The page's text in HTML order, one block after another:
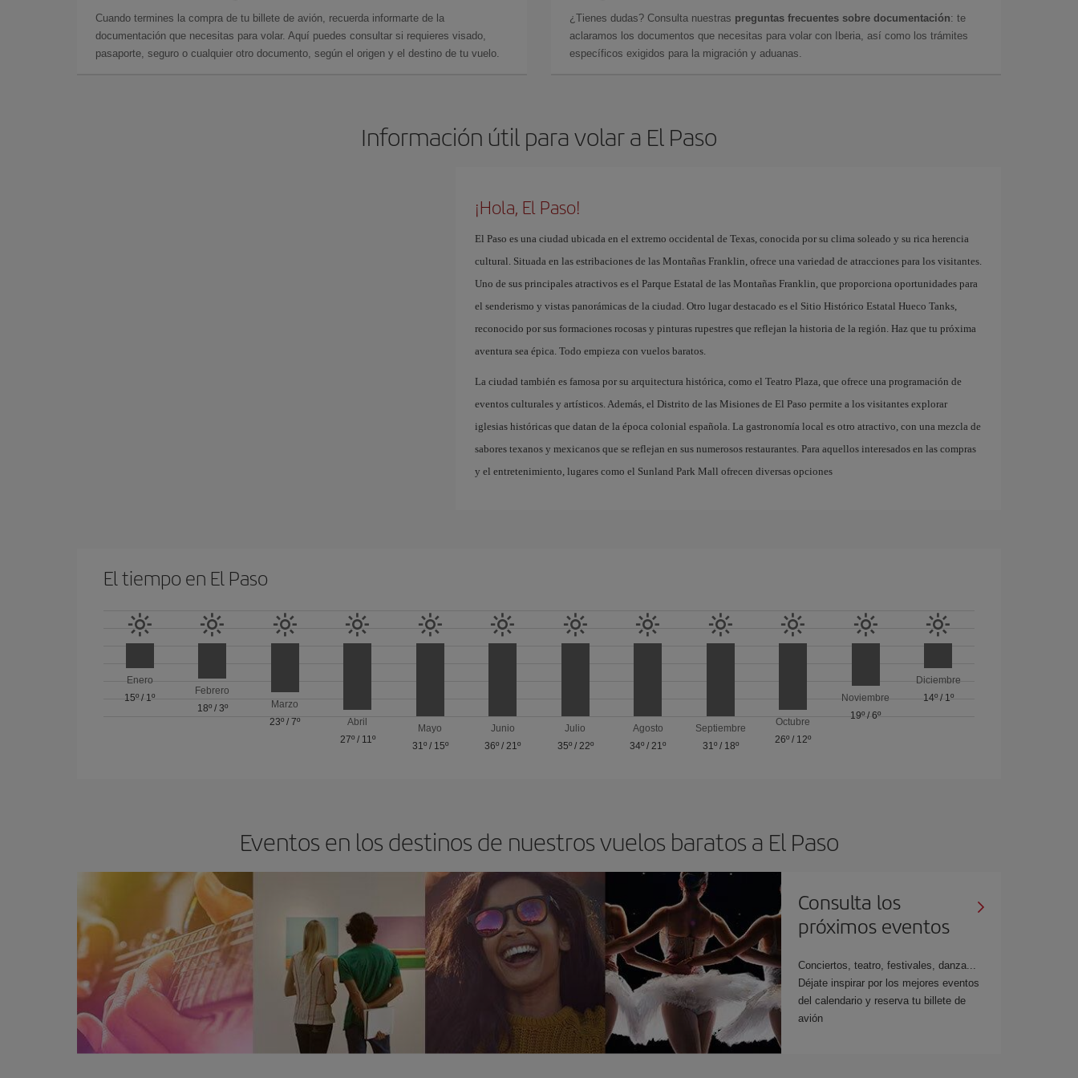
Cuando termines la compra de tu billete de avión, recuerda informarte de la
documentación que necesitas para volar. Aquí puedes consultar si requieres visado,
pasaporte, seguro o cualquier otro documento, según el origen y el destino de tu vuelo.
¿Tienes dudas? Consulta nuestras preguntas frecuentes sobre documentación: te
aclaramos los documentos que necesitas para volar con Iberia, así como los trámites
específicos exigidos para la migración y aduanas.
Información útil para volar a El Paso
¡Hola, El Paso!
El Paso es una ciudad ubicada en el extremo occidental de Texas, conocida por su clima soleado y su rica herencia
cultural. Situada en las estribaciones de las Montañas Franklin, ofrece una variedad de atracciones para los visitantes.
Uno de sus principales atractivos es el Parque Estatal de las Montañas Franklin, que proporciona oportunidades para
el senderismo y vistas panorámicas de la ciudad. Otro lugar destacado es el Sitio Histórico Estatal Hueco Tanks,
reconocido por sus formaciones rocosas y pinturas rupestres que reflejan la historia de la región. Haz que tu próxima
aventura sea épica. Todo empieza con vuelos baratos. ​
La ciudad también es famosa por su arquitectura histórica, como el Teatro Plaza, que ofrece una programación de
eventos culturales y artísticos. Además, el Distrito de las Misiones de El Paso permite a los visitantes explorar
iglesias históricas que datan de la época colonial española. La gastronomía local es otro atractivo, con una mezcla de
sabores texanos y mexicanos que se reflejan en sus numerosos restaurantes. Para aquellos interesados en las compras
y el entretenimiento, lugares como el Sunland Park Mall ofrecen diversas opciones
El tiempo en El Paso
Enero
15º / 1º
Febrero
18º/ 3º
Marzo
23º /7º
Abril
27º/ 11º
Mayo
31º/ 15º
Junio
36º / 21º
Julio
35º/ 22º
Agosto
34º / 21º
Septiembre
31º/ 18º
Octubre
26º / 12º
Noviembre
19º /6º
Diciembre
14º/ 1º
Eventos en los destinos de nuestros vuelos baratos a El Paso
Consulta los
próximos eventos
Conciertos, teatro, festivales, danza...
Déjate inspirar por los mejores eventos
del calendario y reserva tu billete de
avión